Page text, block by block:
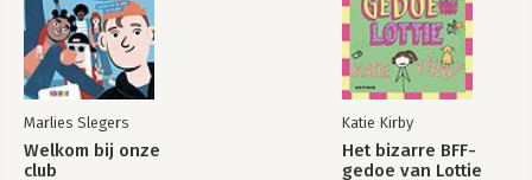
Marlies Slegers
Welkom bij onze
club
Katie Kirby
Het bizarre BFF-
gedoe van Lottie